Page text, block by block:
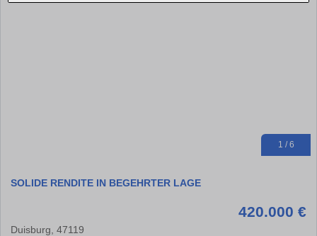
1 / 6
SOLIDE RENDITE IN BEGEHRTER LAGE
420.000 €
Duisburg, 47119